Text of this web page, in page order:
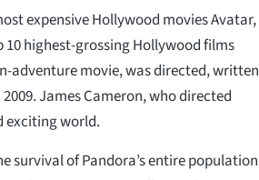
expensive Hollywood movies Avatar,
highest-grossing Hollywood films
adventure movie, was directed, written
James Cameron, who directed
exciting world.
survival of Pandora’s entire population